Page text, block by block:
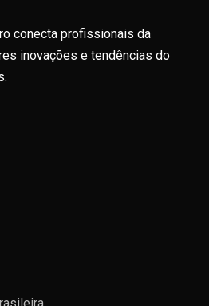
conecta profissionais da
inovações e tendências do